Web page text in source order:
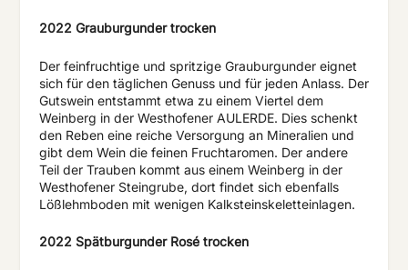
2022 Grauburgunder trocken
Der feinfruchtige und spritzige Grauburgunder eignet
sich für den täglichen Genuss und für jeden Anlass. Der
Gutswein entstammt etwa zu einem Viertel dem
Weinberg in der Westhofener AULERDE. Dies schenkt
den Reben eine reiche Versorgung an Mineralien und
gibt dem Wein die feinen Fruchtaromen. Der andere
Teil der Trauben kommt aus einem Weinberg in der
Westhofener Steingrube, dort findet sich ebenfalls
Lößlehmboden mit wenigen Kalksteinskeletteinlagen.
2022 Spätburgunder Rosé trocken